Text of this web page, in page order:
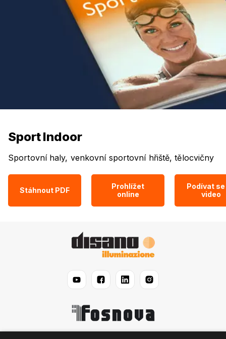
Sport Indoor
Sportovní haly, venkovní sportovní hřiště, tělocvičny
Stáhnout PDF
Prohlížet
online
Podívat se
video